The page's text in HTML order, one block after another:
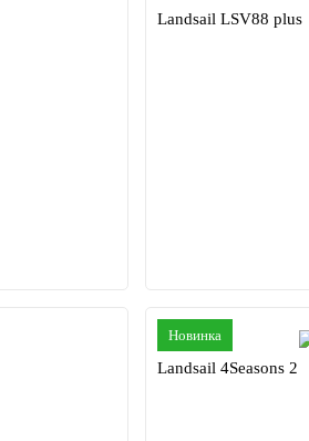
Landsail LSV88 plus
Landsail 4Seasons 2
Новинка